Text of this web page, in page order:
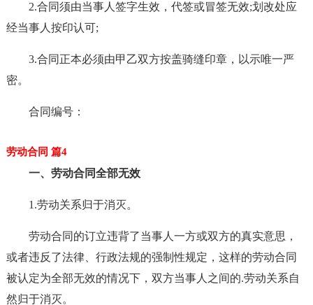
2.合同须由当事人签字生效，代签或冒签无效;划改处应
经当事人按印认可;
3.合同正本必须由甲乙双方按盖骑缝印章，以示唯一严
密。
合同编号：
劳动合同 篇4
一、劳动合同全部无效
1.劳动关系归于消灭。
劳动合同的订立违背了当事人一方或双方的真实意思，
或者违反了法律、行政法规的强制性规定，这样的劳动合同
被认定为全部无效的情况下，双方当事人之间的.劳动关系自
然归于消灭。